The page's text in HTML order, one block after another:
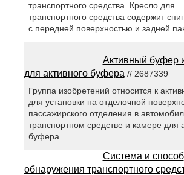
транспортного средства. Кресло для
транспортного средства содержит
с передней поверхностью и задней
Активный буфер
для активного буфера// 2687339
Группа изобретений относится к
для установки на отделочной
пассажирского отделения в
транспортном средстве и камере для
буфера.
Система и способ
обнаружения транспортного